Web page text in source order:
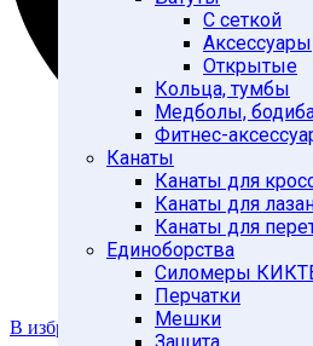
С сеткой
Аксессуары
Открытые
Кольца, тумбы
Медболы,
Фитнес-
Канаты
Канаты для
Канаты для
Канаты для
Единоборства
Силомеры
Перчатки
Мешки
В избранное